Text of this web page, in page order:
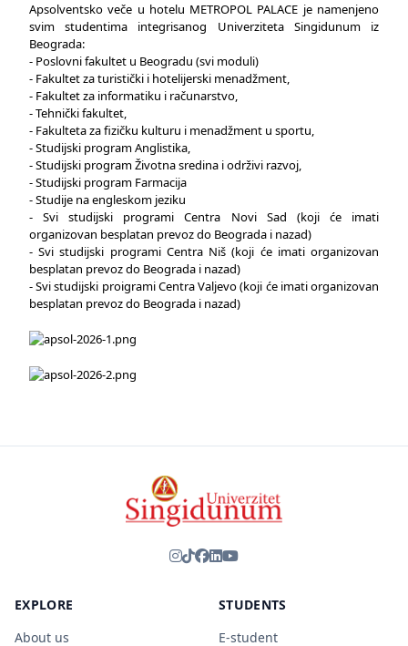
Apsolventsko veče u hotelu METROPOL PALACE je namenjeno
svim studentima integrisanog Univerziteta Singidunum iz
Beograda:
- Poslovni fakultet u Beogradu (svi moduli)
- Fakultet za turistički i hotelijerski menadžment,
- Fakultet za informatiku i računarstvo,
- Tehnički fakultet,
- Fakulteta za fizičku kulturu i menadžment u sportu,
- Studijski program Anglistika,
- Studijski program Životna sredina i održivi razvoj,
- Studijski program Farmacija
- Studije na engleskom jeziku
- Svi studijski programi Centra Novi Sad (koji će imati
organizovan besplatan prevoz do Beograda i nazad)
- Svi studijski programi Centra Niš (koji će imati organizovan
besplatan prevoz do Beograda i nazad)
- Svi studijski proigrami Centra Valjevo (koji će imati organizovan
besplatan prevoz do Beograda i nazad)
EXPLORE
About us
STUDENTS
E-student